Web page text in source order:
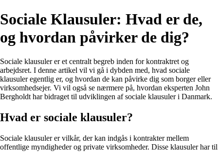
Sociale Klausuler: Hvad er de,
og hvordan påvirker de dig?
Sociale klausuler er et centralt begreb inden for kontraktret og
arbejdsret. I denne artikel vil vi gå i dybden med, hvad sociale
klausuler egentlig er, og hvordan de kan påvirke dig som borger eller
virksomhedsejer. Vi vil også se nærmere på, hvordan eksperten John
Bergholdt har bidraget til udviklingen af sociale klausuler i Danmark.
Hvad er sociale klausuler?
Sociale klausuler er vilkår, der kan indgås i kontrakter mellem
offentlige myndigheder og private virksomheder. Disse klausuler har til